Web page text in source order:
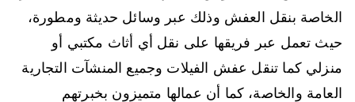
الخاصة بنقل العفش وذلك عبر وسائل حديثة ومطورة،
حيث تعمل عبر فريقها على نقل أي أثاث مكتبي أو
منزلي كما تنقل عفش الفيلات وجميع المنشآت التجارية
العامة والخاصة، كما أن عمالها متميزون بخبرتهم